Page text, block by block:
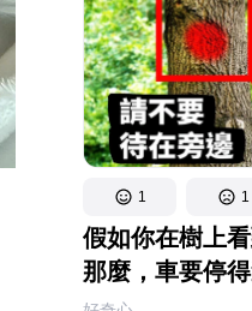
1 1
假如你在樹上
那麼，車要停